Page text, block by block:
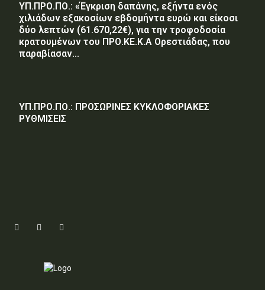
ΥΠ.ΠΡΟ.ΠΟ.: «Έγκριση δαπάνης, εξήντα ενός
χιλιάδων εξακοσίων εβδομήντα ευρώ και είκοσι
δύο λεπτών (61.670,22€), για την τροφοδοσία
κρατουμένων του ΠΡΟ.ΚΕ.Κ.Α Ορεστιάδας, που
παραβίασαν...
ΥΠ.ΠΡΟ.ΠΟ.: ΠΡΟΣΩΡΙΝΕΣ ΚΥΚΛΟΦΟΡΙΑΚΕΣ
ΡΥΘΜΙΣΕΙΣ